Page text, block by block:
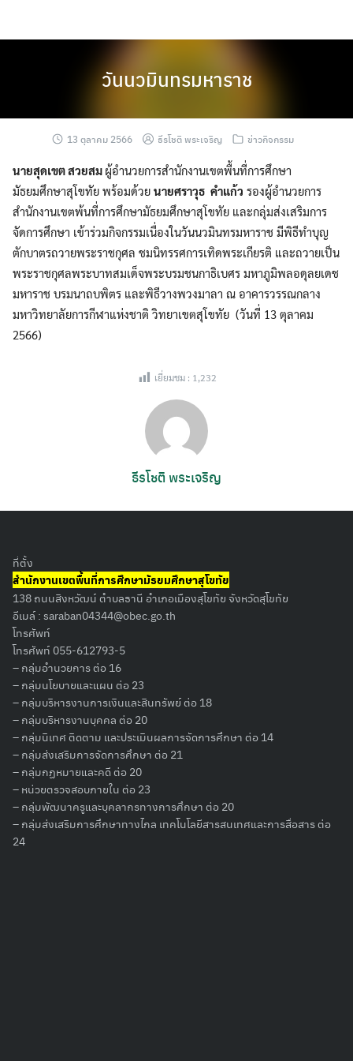
content
Search
for:
วันนวมินทรมหาราช
13 ตุลาคม 2566 ธีรโชติ พระเจริญ ข่าวกิจกรรม
นายสุดเขต สวยสม ผู้อำนวยการสำนักงานเขตพื้นที่การศึกษา
มัธยมศึกษาสุโขทัย พร้อมด้วย นายศราวุธ คำแก้ว รองผู้อำนวยการ
สำนักงานเขตพ้นที่การศึกษามัธยมศึกษาสุโขทัย และกลุ่มส่งเสริมการ
จัดการศึกษา เข้าร่วมกิจกรรมเนื่องในวันนวมินทรมหาราช มีพิธีทำบุญ
ตักบาตรถวายพระราชกุศล ชมนิทรรศการเทิดพระเกียรติ และถวายเป็น
พระราชกุศลพระบาทสมเด็จพระบรมชนกาธิเบศร มหาภูมิพลอดุลยเดช
มหาราช บรมนาถบพิตร และพิธีวางพวงมาลา ณ อาคารวรรณกลาง
มหาวิทยาลัยการกีฬาแห่งชาติ วิทยาเขตสุโขทัย (วันที่ 13 ตุลาคม
2566)
เยี่ยมชม : 1,232
ธีรโชติ พระเจริญ
ที่ตั้ง
สำนักงานเขตพื้นที่การศึกษามัธยมศึกษาสุโขทัย
138 ถนนสิงหวัฒน์ ตำบลธานี อำเภอเมืองสุโขทัย จังหวัดสุโขทัย
อีเมล์ : saraban04344@obec.go.th
โทรศัพท์
โทรศัพท์ 055-612793-5
– กลุ่มอำนวยการ ต่อ 16
– กลุ่มนโยบายและแผน ต่อ 23
– กลุ่มบริหารงานการเงินและสินทรัพย์ ต่อ 18
– กลุ่มบริหารงานบุคคล ต่อ 20
– กลุ่มนิเทศ ติดตาม และประเมินผลการจัดการศึกษา ต่อ 14
– กลุ่มส่งเสริมการจัดการศึกษา ต่อ 21
– กลุ่มกฏหมายและคดี ต่อ 20
– หน่วยตรวจสอบภายใน ต่อ 23
– กลุ่มพัฒนาครูและบุคลากรทางการศึกษา ต่อ 20
– กลุ่มส่งเสริมการศึกษาทางไกล เทคโนโลยีสารสนเทศและการสื่อสาร ต่อ
24